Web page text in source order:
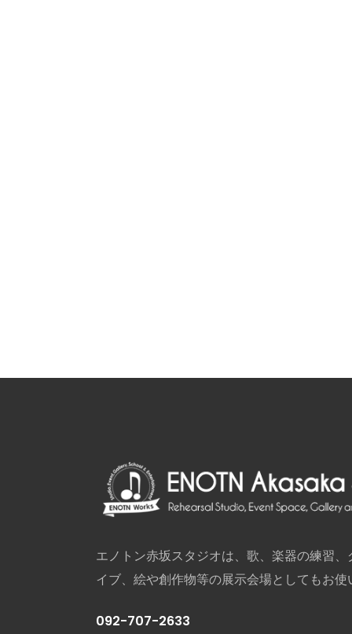
エノトン赤坂スタジオは、歌、楽器の練習
イブ、絵や創作物等の展示会場としてもお
092-707-2633